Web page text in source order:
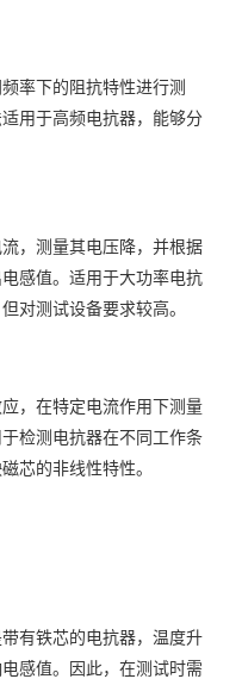
率下的阻抗特性进行测
用于高频电抗器，能够分
，测量其电压降，并根据
感值。适用于大功率电抗
对测试设备要求较高。
，在特定电流作用下测量
检测电抗器在不同工作条
芯的非线性特性。
有铁芯的电抗器，温度升
感值。因此，在测试时需